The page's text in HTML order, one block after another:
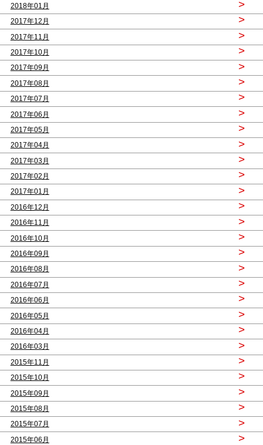
2018年01月 >
2017年12月 >
2017年11月 >
2017年10月 >
2017年09月 >
2017年08月 >
2017年07月 >
2017年06月 >
2017年05月 >
2017年04月 >
2017年03月 >
2017年02月 >
2017年01月 >
2016年12月 >
2016年11月 >
2016年10月 >
2016年09月 >
2016年08月 >
2016年07月 >
2016年06月 >
2016年05月 >
2016年04月 >
2016年03月 >
2015年11月 >
2015年10月 >
2015年09月 >
2015年08月 >
2015年07月 >
2015年06月 >